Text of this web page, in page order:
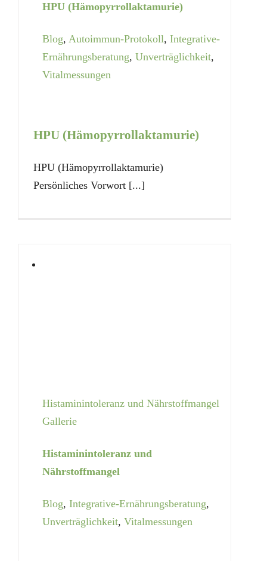
HPU (Hämopyrrollaktamurie)
Blog, Autoimmun-Protokoll, Integrative-
Ernährungsberatung, Unverträglichkeit,
Vitalmessungen
HPU (Hämopyrrollaktamurie)
HPU (Hämopyrrollaktamurie)
Persönliches Vorwort [...]
Histaminintoleranz und Nährstoffmangel
Gallerie
Histaminintoleranz und
Nährstoffmangel
Blog, Integrative-Ernährungsberatung,
Unverträglichkeit, Vitalmessungen